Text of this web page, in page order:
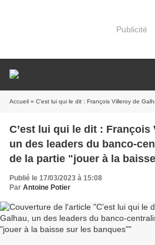
Publicité
Accueil » C’est lui qui le dit : François Villeroy de Galhau, un des leaders du banco-
C’est lui qui le dit : François
un des leaders du banco-
de la partie "jouer à la
Publié le 17/03/2023 à 15:08
Par Antoine Potier